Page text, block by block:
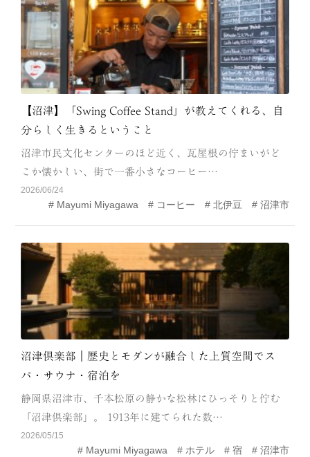
町並み 観光施設
動物と触れ合える場所 カフェ・スイーツ
神社仏閣 食
洞窟・島
ABOUT
MODEL COURSE
EVENT
ACCESS
COLUMN
LINK
【沼津】「Swing Coffee Stand」が教えてくれる、自
分らしく生きるということ
沼津市民文化センターのほど近く、瓦屋根の佇まいがど
こか懐かしい、街で一番小さなコーヒー…
2026/06/24
Mayumi Miyagawa コーヒー 北伊豆 沼津市
沼津倶楽部｜歴史とモダンが融合した上質空間でス
パ・サウナ・宿泊を
静岡県沼津市、千本松原の静かな松林にひっそりと佇む
「沼津倶楽部」。 1913年に建てられた数…
2026/05/15
Mayumi Miyagawa ホテル 宿 沼津市